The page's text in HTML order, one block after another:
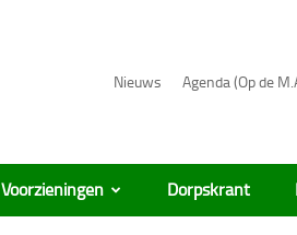
Nieuws Agenda (Op de
Voorzieningen Dorpskrant